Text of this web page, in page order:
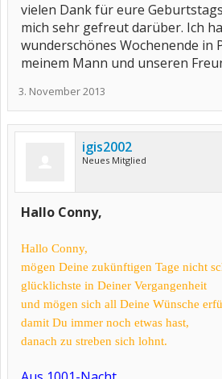
vielen Dank für eure
mich sehr gefreut darüber. Ich
wunderschönes Wochenende in
meinem Mann und unseren
3. November 2013
igis2002
Neues Mitglied
Hallo Conny,
Hallo Conny,
mögen Deine zukünftigen Tage nicht
glücklichste in Deiner Vergangenheit
und mögen sich all Deine Wünsche
damit Du immer noch etwas hast,
danach zu streben sich lohnt.